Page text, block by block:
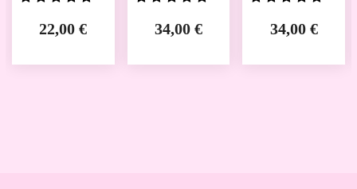
22,00 € 34,00 € 34,00 €